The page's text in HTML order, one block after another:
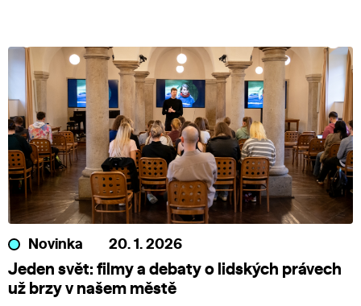
Novinka 20. 1. 2026
Jeden svět: filmy a debaty o lidských právech
už brzy v našem městě